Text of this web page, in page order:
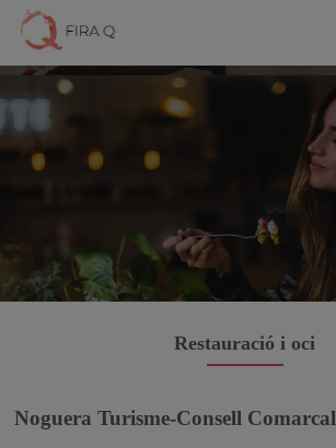
Restauració i oci
Noguera Turisme-Consell Comarcal